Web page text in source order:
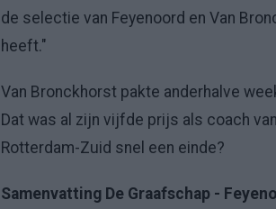
de selectie van Feyenoord en Van
heeft."
Van Bronckhorst pakte anderhalve
Dat was al zijn vijfde prijs als coach
Rotterdam-Zuid snel een einde?
Samenvatting De Graafschap -